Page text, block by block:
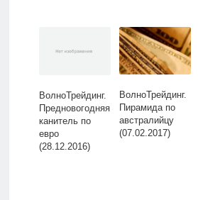
ВолноТрейдинг.
Предновогодняя
канитель по
евро
(28.12.2016)
ВолноТрейдинг.
Пирамида по
австралийцу
(07.02.2017)